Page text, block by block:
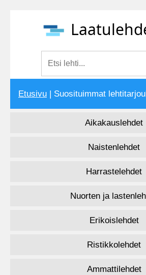
Etusivu | Suosituimmat
Aikakauslehdet
Naistenlehdet
Harrastelehdet
Nuorten ja
Erikoislehdet
Ristikkolehdet
Ammattilehdet